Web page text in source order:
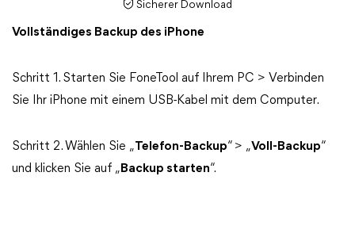
Sicherer Download
Vollständiges Backup des iPhone
Schritt 1. Starten Sie FoneTool auf Ihrem PC > Verbinden
Sie Ihr iPhone mit einem USB-Kabel mit dem Computer.
Schritt 2. Wählen Sie „Telefon-Backup“ > „Voll-Backup“
und klicken Sie auf „ Backup starten“.